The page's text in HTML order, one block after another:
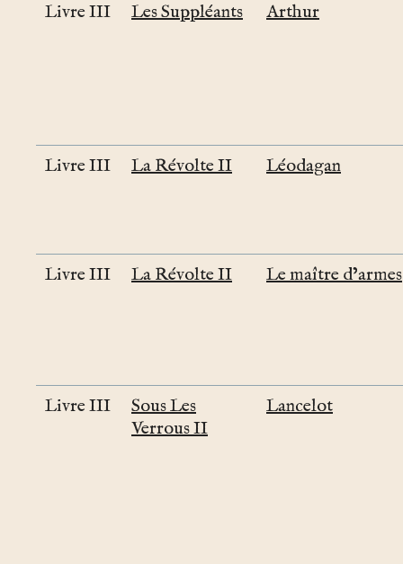
Livre III Les Suppléants Arthur
Livre III La Révolte II Léodagan
Livre III La Révolte II Le maître d’armes
Livre III
Sous Les
Verrous II
Lancelot